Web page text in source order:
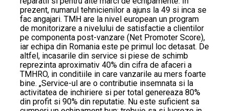
prezent, numarul tehnicienilor a ajuns la 49 si inca se
fac angajari. TMH are la nivel european un program
de monitorizare a nivelului de satisfactie a clientilor
pe componenta post-vanzare (Net Promoter Score),
iar echipa din Romania este pe primul loc detasat. De
altfel, incasarile din service si piese de schimb
reprezinta aproximativ 40% din cifra de afaceri a
TMHRO, in conditiile in care vanzarile au mers foarte
bine. „Service-ul are o contributie insemnata si la
activitatea de inchiriere si per total genereaza 80%
din profit si 90% din reputatie. Nu este suficient sa